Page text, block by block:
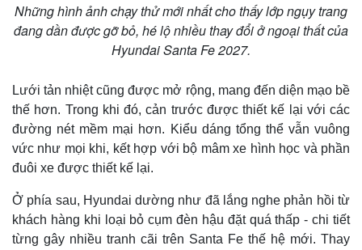
Những hình ảnh chạy thử mới nhất cho thấy lớp ngụy trang
đang dần được gỡ bỏ, hé lộ nhiều thay đổi ở ngoại thất của
Hyundai Santa Fe 2027.
Lưới tản nhiệt cũng được mở rộng, mang đến diện mạo bề
thế hơn. Trong khi đó, cản trước được thiết kế lại với các
đường nét mềm mại hơn. Kiểu dáng tổng thể vẫn vuông
vức như mọi khi, kết hợp với bộ mâm xe hình học và phần
đuôi xe được thiết kế lại.
Ở phía sau, Hyundai dường như đã lắng nghe phản hồi từ
khách hàng khi loại bỏ cụm đèn hậu đặt quá thấp - chi tiết
từng gây nhiều tranh cãi trên Santa Fe thế hệ mới. Thay